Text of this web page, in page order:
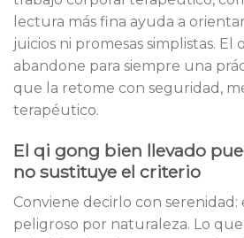
lectura más fina ayuda a
juicios ni promesas simplistas. El
abandone para siempre una
que la retome con seguridad,
terapéutico.
El qi gong bien llevado
no sustituye el criterio
Conviene decirlo con serenidad:
peligroso por naturaleza. Lo